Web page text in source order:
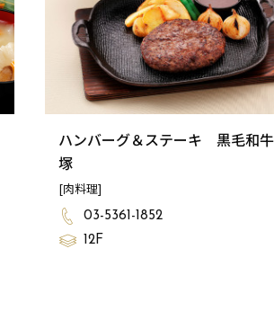
ハンバーグ＆ステーキ 黒毛和
塚
[肉料理]
03-5361-1852
12F